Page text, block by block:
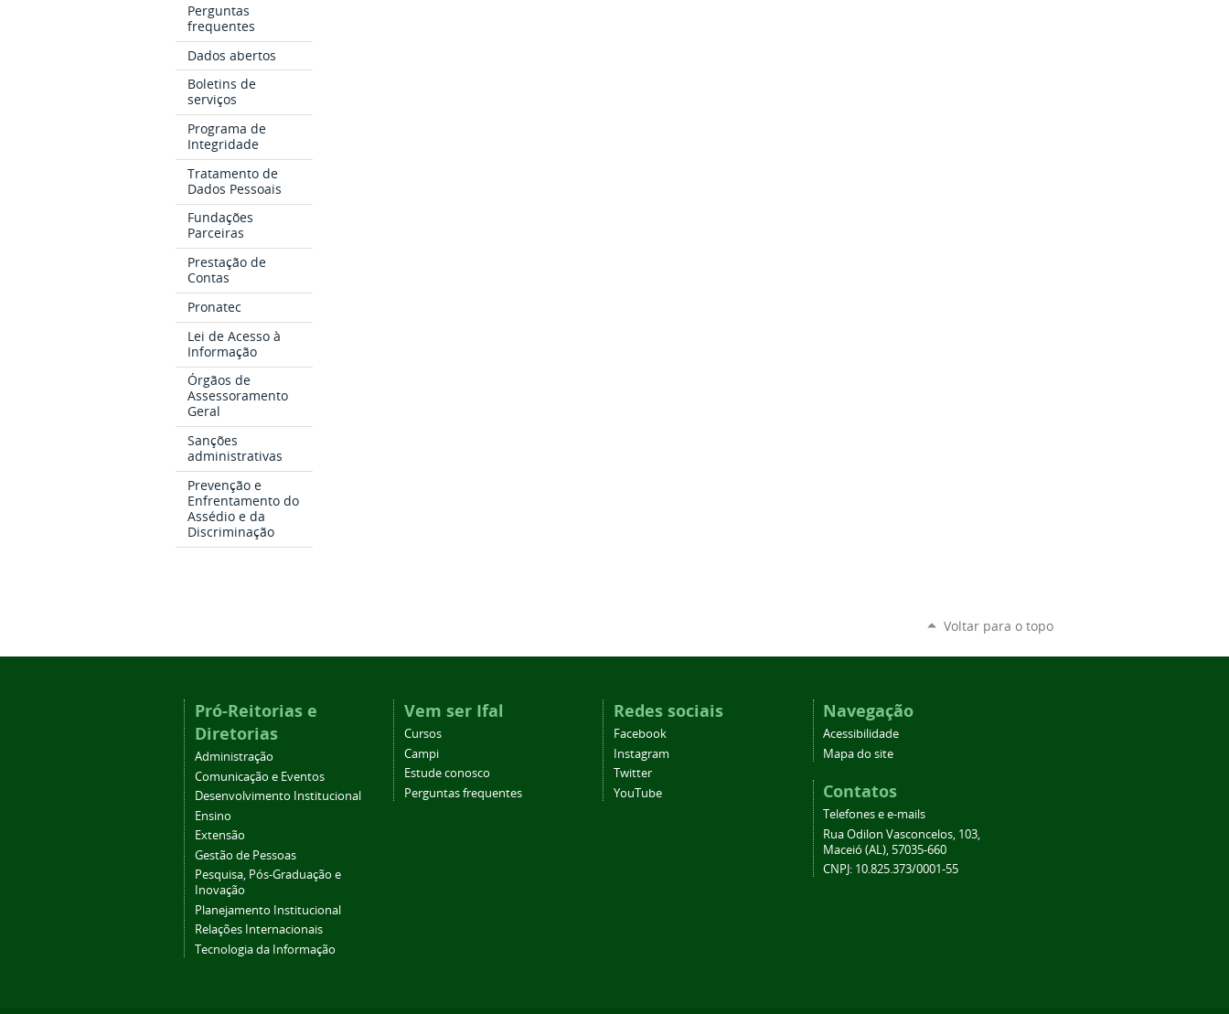
Perguntas
frequentes
Dados abertos
Boletins de
serviços
Programa de
Integridade
Tratamento de
Dados Pessoais
Fundações
Parceiras
Prestação de
Contas
Pronatec
Lei de Acesso à
Informação
Órgãos de
Assessoramento
Geral
Sanções
administrativas
Prevenção e
Enfrentamento do
Assédio e da
Discriminação
Voltar para o topo
Pró-Reitorias e
Diretorias
Administração
Comunicação e Eventos
Desenvolvimento Institucional
Ensino
Extensão
Gestão de Pessoas
Pesquisa, Pós-Graduação e
Inovação
Planejamento Institucional
Relações Internacionais
Tecnologia da Informação
Vem ser Ifal
Cursos
Campi
Estude conosco
Perguntas frequentes
Redes sociais
Facebook
Instagram
Twitter
YouTube
Navegação
Acessibilidade
Mapa do site
Contatos
Telefones e e-mails
Rua Odilon Vasconcelos, 103,
Maceió (AL), 57035-660
CNPJ: 10.825.373/0001-55